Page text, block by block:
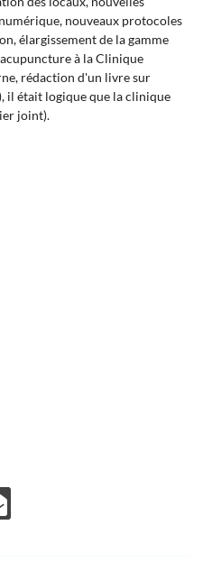
nos propositions commerciales à
vous désinscrire à tout moment en
nouveaux protocoles
élargissement de la gamme
à la Clinique
rédaction d'un livre sur
il était logique que la clinique
joint).